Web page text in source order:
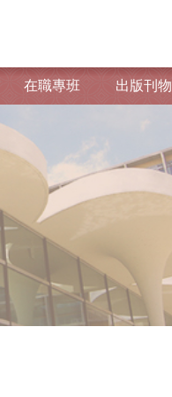
在職專班 出版刊物